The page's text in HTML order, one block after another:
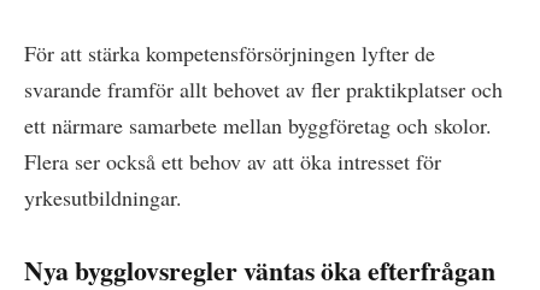
För att stärka kompetensförsörjningen lyfter de
svarande framför allt behovet av fler praktikplatser och
ett närmare samarbete mellan byggföretag och skolor.
Flera ser också ett behov av att öka intresset för
yrkesutbildningar.
Nya bygglovsregler väntas öka efterfrågan